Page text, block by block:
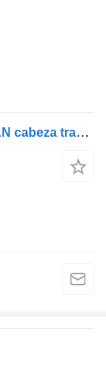
595800122M retrovisor exterior para MAN cabeza tractora